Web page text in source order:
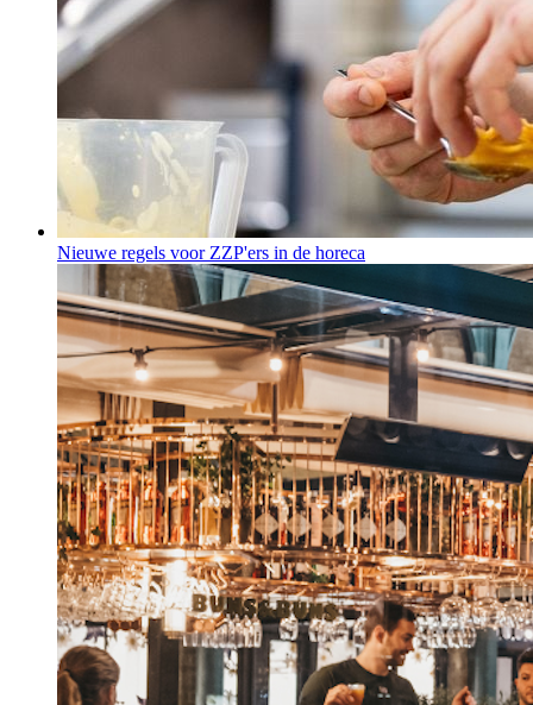
Nieuwe regels voor ZZP'ers in de horeca